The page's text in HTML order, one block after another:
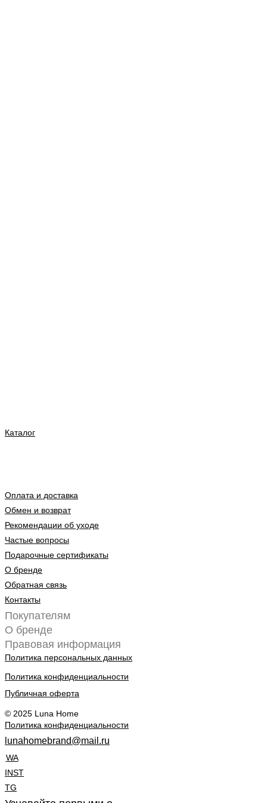
Каталог
Оплата и доставка
Обмен и возврат
Рекомендации об уходе
Частые вопросы
Подарочные сертификаты
О бренде
Обратная связь
Контакты
Покупателям
О бренде
Правовая информация
Политика персональных данных
Политика конфиденциальности
Публичная оферта
© 2025 Luna Home
Политика конфиденциальности
lunahomebrand@mail.ru
WA
INST
TG